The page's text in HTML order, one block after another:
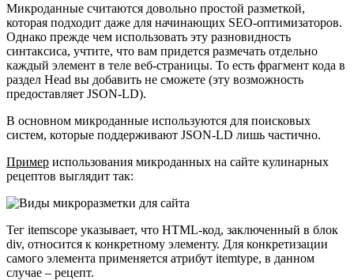
Микроданные считаются довольно простой разметкой,
которая подходит даже для начинающих SEO-оптимизаторов.
Однако прежде чем использовать эту разновидность
синтаксиса, учтите, что вам придется размечать отдельно
каждый элемент в теле веб-страницы. То есть фрагмент кода в
раздел Head вы добавить не сможете (эту возможность
предоставляет JSON-LD).
В основном микроданные используются для поисковых
систем, которые поддерживают JSON-LD лишь частично.
Пример использования микроданных на сайте кулинарных
рецептов выглядит так:
Тег itemscope указывает, что HTML-код, заключенный в блок
div, относится к конкретному элементу. Для конкретизации
самого элемента применяется атрибут itemtype, в данном
случае – рецепт.